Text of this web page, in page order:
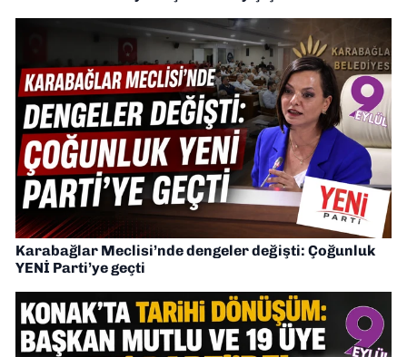
Karabağlar Meclisi’nde dengeler değişti: Çoğunluk
YENİ Parti’ye geçti